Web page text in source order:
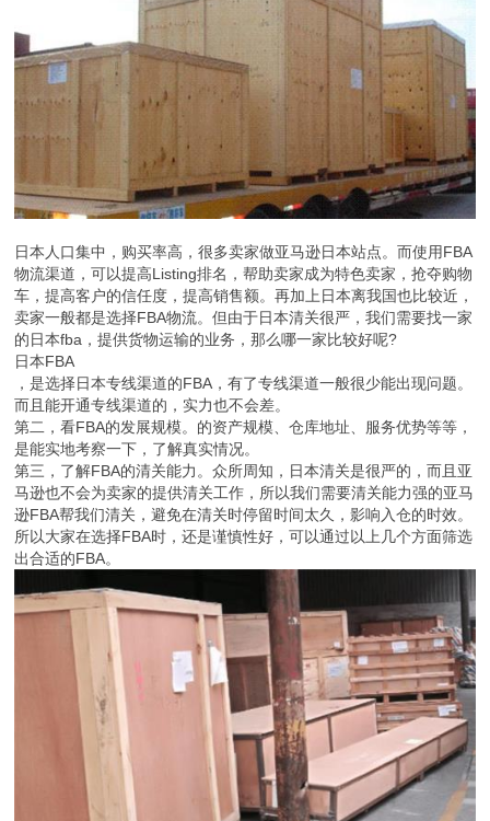
日本人口集中，购买率高，很多卖家做亚马逊日本站点。而使用FBA
物流渠道，可以提高Listing排名，帮助卖家成为特色卖家，抢夺购物
车，提高客户的信任度，提高销售额。再加上日本离我国也比较近，
卖家一般都是选择FBA物流。但由于日本清关很严，我们需要找一家
的日本fba，提供货物运输的业务，那么哪一家比较好呢?
日本FBA
，是选择日本专线渠道的FBA，有了专线渠道一般很少能出现问题。
而且能开通专线渠道的，实力也不会差。
第二，看FBA的发展规模。的资产规模、仓库地址、服务优势等等，
是能实地考察一下，了解真实情况。
第三，了解FBA的清关能力。众所周知，日本清关是很严的，而且亚
马逊也不会为卖家的提供清关工作，所以我们需要清关能力强的亚马
逊FBA帮我们清关，避免在清关时停留时间太久，影响入仓的时效。
所以大家在选择FBA时，还是谨慎性好，可以通过以上几个方面筛选
出合适的FBA。